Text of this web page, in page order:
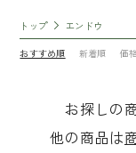
肥料・BS資材・
七宝 タマネギ種
野菜の球根 (種イ
トップ エンドウ
おすすめ順 新着順 価
お探しの
他の商品は